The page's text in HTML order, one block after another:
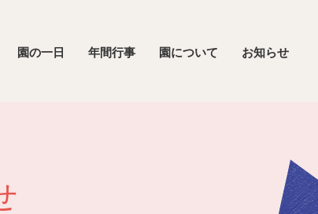
園の一日 年間行事 園について お知らせ